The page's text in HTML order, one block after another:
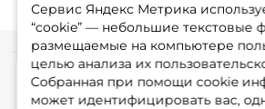
Сервис Яндекс Метрика
“cookie” — небольшие текстовые
размещаемые на компьютере
целью анализа их
Собранная при помощи cookie
может идентифицировать вас,
Информация